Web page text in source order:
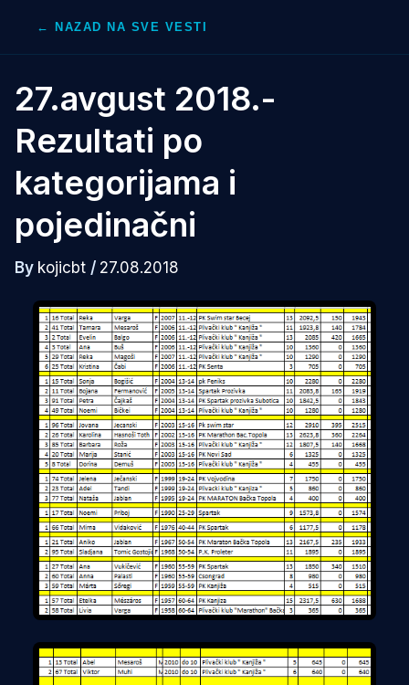
← NAZAD NA SVE VESTI
27.avgust 2018.-
Rezultati po
kategorijama i
pojedinačni
By kojicbt / 27.08.2018